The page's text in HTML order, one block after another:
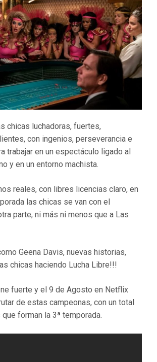
chicas luchadoras, fuertes,
con ingenios, perseverancia e
trabajar en un espectáculo ligado al
y en un entorno machista.
reales, con libres licencias claro, en
las chicas se van con el
parte, ni más ni menos que a Las
Geena Davis, nuevas historias,
chicas haciendo Lucha Libre!!!
fuerte y el 9 de Agosto en Netflix
de estas campeonas, con un total
forman la 3ª temporada.